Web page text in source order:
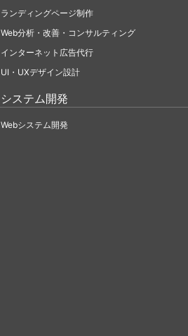
ランディングページ制作
Web分析・改善・コンサルティング
インターネット広告代行
UI・UXデザイン設計
システム開発
Webシステム開発